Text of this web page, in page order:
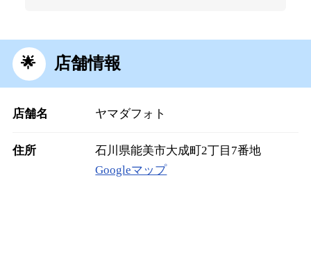
店舗情報
店舗名 ヤマダフォト
住所
石川県能美市大成町2丁目7番地
Googleマップ